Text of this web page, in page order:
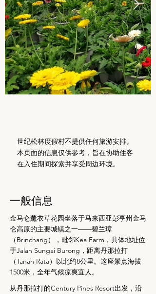
世纪松林度假村不提供任何旅游安排。
本页面的信息仅供参考，旨在协助住客
在入住期间探索并享受周边环境。
一般信息
金马仑薰衣草花园坐落于马来西亚彭亨州金马
仑高原的主要城镇之一——碧兰璋
（Brinchang），毗邻Kea Farm，具体地址位
于Jalan Sungai Burong，距离丹那拉打
（Tanah Rata）以北约8公里。这座景点海拔
1500米，全年气候凉爽宜人。
从丹那拉打的Century Pines Resort出发，沿